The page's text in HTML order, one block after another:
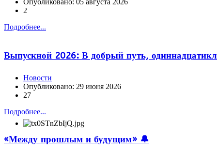
2
Подробнее...
Выпускной 2026: В добрый путь,
Новости
Опубликовано: 29 июня 2026
27
Подробнее...
«Между прошлым и будущим» 🔔